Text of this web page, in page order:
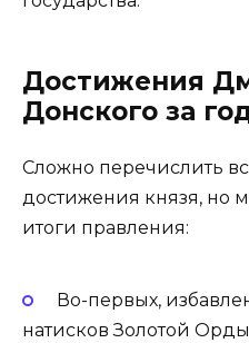
Достижения
Донского за
Сложно перечислить
достижения князя, но
итоги правления:
Во-первых,
натисков Золотой